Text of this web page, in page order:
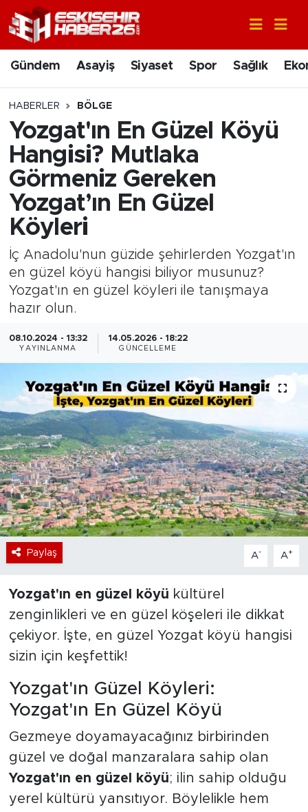
Gündem Asayiş Siyaset Spor Sağlık
HABERLER BÖLGE
Yozgat'ın En Güzel Köyü
Hangisi? Mutlaka
Görmeniz Gereken
Yozgat’ın En Güzel
Köyleri
İç Anadolu'nun güzide şehirlerden Yozgat'ın
en güzel köyü hangisi biliyor musunuz?
Yozgat'ın en güzel köyleri ile tanışmaya
hazır olun.
08.10.2024 - 13:32
YAYINLANMA
14.05.2026 - 18:22
GÜNCELLEME
Paylaş A- A+
Yozgat'ın en güzel köyü kültürel
zenginlikleri ve en güzel köşeleri ile dikkat
çekiyor. İşte, en güzel Yozgat köyü hangisi
sizin için keşfettik!
Yozgat'ın Güzel Köyleri:
Yozgat'ın En Güzel Köyü
Gezmeye doyamayacağınız birbirinden
güzel ve doğal manzaralara sahip olan
Yozgat'ın en güzel köyü; ilin sahip olduğu
yerel kültürü yansıtıyor. Böylelikle hem
Gündem
Asayiş
Siyaset
Spor
Ekonomi
Eğitim
Sanat
Bölge
Magazin
Dünya
Sektör
Nöbetçi Eczaneler
Hava Durumu
Trafik Durumu
Süper Lig Puan Durumu ve Fikstür
Tüm Manşetler
Son Dakika Haberleri
Haber Arşivi